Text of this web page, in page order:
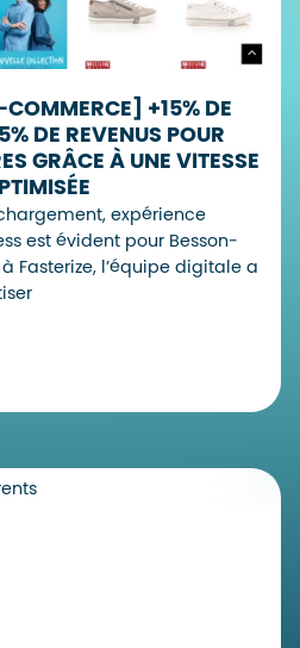
COMMERCE] +15% DE
DE REVENUS POUR
GRÂCE À UNE VITESSE
expérience
est évident pour Besson-
Fasterize, l’équipe digitale a